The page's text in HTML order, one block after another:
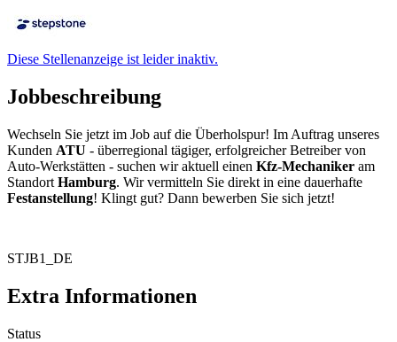
Diese Stellenanzeige ist leider inaktiv.
Jobbeschreibung
Wechseln Sie jetzt im Job auf die Überholspur! Im Auftrag unseres
Kunden ATU - überregional tägiger, erfolgreicher Betreiber von
Auto-Werkstätten - suchen wir aktuell einen Kfz-Mechaniker am
Standort Hamburg. Wir vermitteln Sie direkt in eine dauerhafte
Festanstellung! Klingt gut? Dann bewerben Sie sich jetzt!
STJB1_DE
Extra Informationen
Status